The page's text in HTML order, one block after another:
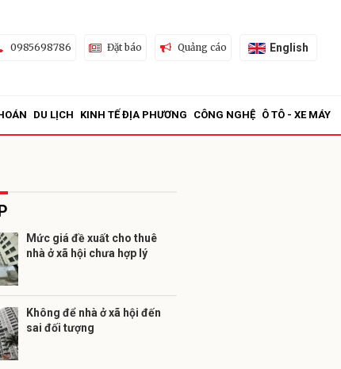
0985698786 Đặt báo Quảng cáo English
DU LỊCH KINH TẾ ĐỊA PHƯƠNG CÔNG NGHỆ Ô TÔ - XE MÁY
Mức giá đề xuất cho thuê
nhà ở xã hội chưa hợp lý
Không để nhà ở xã hội đến
sai đối tượng